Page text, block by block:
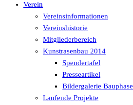
Verein
Vereinsinformationen
Vereinshistorie
Mitgliederbereich
Kunstrasenbau 2014
Spendertafel
Presseartikel
Bildergalerie Bauphase
Laufende Projekte